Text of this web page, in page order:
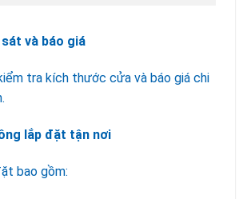
sát và báo giá
tra kích thước cửa và báo giá chi
lắp đặt tận nơi
bao gồm: